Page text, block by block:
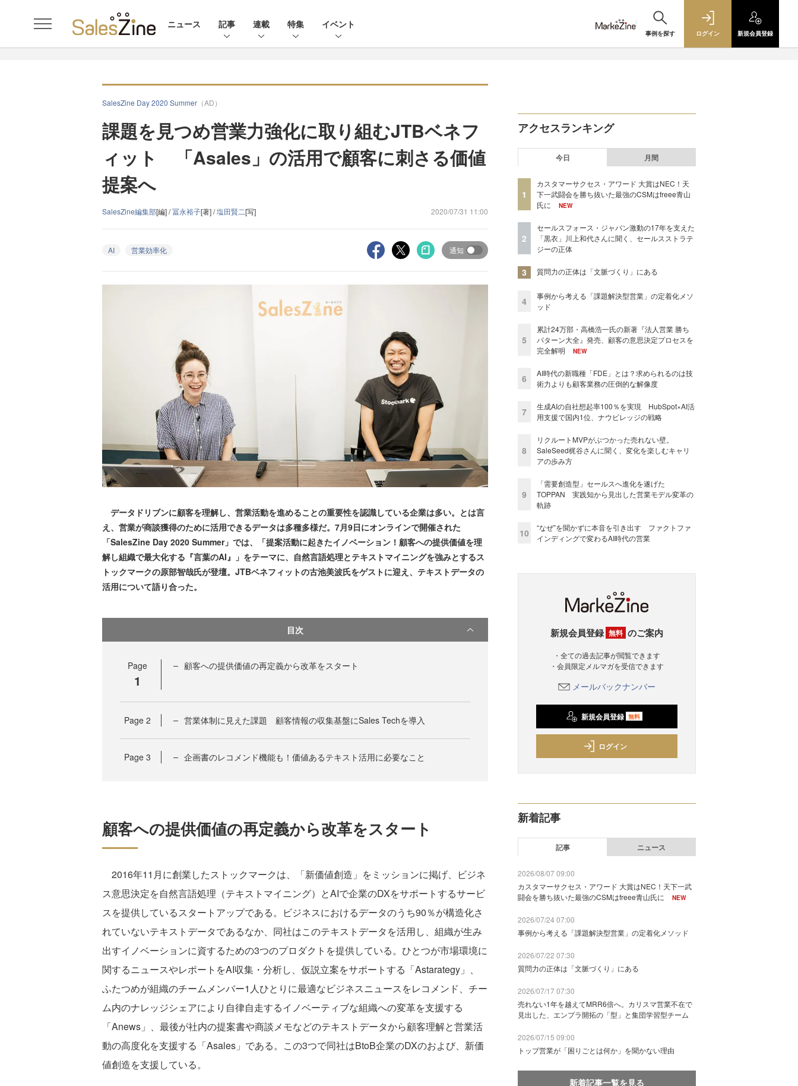
ニュース 記事 連載 特集 イベント
事例を探す ログイン 新規会員登録
SalesZine Day 2020 Summer （AD）
課題を見つめ営業力強化に取り組むJTBベネフ
ィット 「Asales」の活用で顧客に刺さる価値
提案へ
SalesZine編集部[編] /冨永裕子[著] /塩田賢二[写] 2020/07/31 11:00
AI 営業効率化 通知
データドリブンに顧客を理解し、営業活動を進めることの重要性を認識している企業は多い。とは言
え、営業が商談獲得のために活用できるデータは多種多様だ。7月9日にオンラインで開催された
「SalesZine Day 2020 Summer」では、「提案活動に起きたイノベーション！顧客への提供価値を理
解し組織で最大化する『言葉のAI』」をテーマに、自然言語処理とテキストマイニングを強みとするス
トックマークの原部智哉氏が登壇。JTBベネフィットの古池美波氏をゲストに迎え、テキストデータの
活用について語り合った。
目次
Page
1
顧客への提供価値の再定義から改革をスタート
Page 2 営業体制に見えた課題 顧客情報の収集基盤にSales Techを導入
Page 3 企画書のレコメンド機能も！価値あるテキスト活用に必要なこと
顧客への提供価値の再定義から改革をスタート
2016年11月に創業したストックマークは、「新価値創造」をミッションに掲げ、ビジネ
ス意思決定を自然言語処理（テキストマイニング）とAIで企業のDXをサポートするサービ
スを提供しているスタートアップである。ビジネスにおけるデータのうち90％が構造化さ
れていないテキストデータであるなか、同社はこのテキストデータを活用し、組織が生み
出すイノベーションに資するための3つのプロダクトを提供している。ひとつが市場環境に
関するニュースやレポートをAI収集・分析し、仮説立案をサポートする「Astarategy」、
ふたつめが組織のチームメンバー1人ひとりに最適なビジネスニュースをレコメンド、チー
ム内のナレッジシェアにより自律自走するイノベーティブな組織への変革を支援する
「Anews」、最後が社内の提案書や商談メモなどのテキストデータから顧客理解と営業活
動の高度化を支援する「Asales」である。この3つで同社はBtoB企業のDXのおよび、新価
値創造を支援している。
アクセスランキング
今日 月間
1
カスタマーサクセス・アワード 大賞はNEC！天
下一武闘会を勝ち抜いた最強のCSMはfreee青山
氏に
NEW
2
セールスフォース・ジャパン激動の17年を支えた
「黒衣」川上和代さんに聞く、セールスストラテ
ジーの正体
3 質問力の正体は「文脈づくり」にある
4
事例から考える「課題解決型営業」の定着化メソ
ッド
5
累計24万部・高橋浩一氏の新著『法人営業 勝ち
パターン大全』発売、顧客の意思決定プロセスを
完全解明
NEW
6
AI時代の新職種「FDE」とは？求められるのは技
術力よりも顧客業務の圧倒的な解像度
7
生成AIの自社想起率100％を実現 HubSpot×AI活
用支援で国内1位、ナウビレッジの戦略
8
リクルートMVPがぶつかった売れない壁。
SaleSeed梶谷さんに聞く、変化を楽しむキャリ
アの歩み方
9
「需要創造型」セールスへ進化を遂げた
TOPPAN 実践知から見出した営業モデル変革の
軌跡
10
“なぜ”を聞かずに本音を引き出す ファクトファ
インディングで変わるAI時代の営業
新規会員登録 無料 のご案内
・全ての過去記事が閲覧できます
・会員限定メルマガを受信できます
メールバックナンバー
新規会員登録 無料
ログイン
新着記事
記事 ニュース
2026/08/07 09:00
カスタマーサクセス・アワード 大賞はNEC！天下一武
闘会を勝ち抜いた最強のCSMはfreee青山氏に
NEW
2026/07/24 07:00
事例から考える「課題解決型営業」の定着化メソッド
2026/07/22 07:30
質問力の正体は「文脈づくり」にある
2026/07/17 07:30
売れない1年を越えてMRR6倍へ。カリスマ営業不在で
見出した、エンプラ開拓の「型」と集団学習型チーム
2026/07/15 09:00
トップ営業が「困りごとは何か」を聞かない理由
新着記事一覧を見る